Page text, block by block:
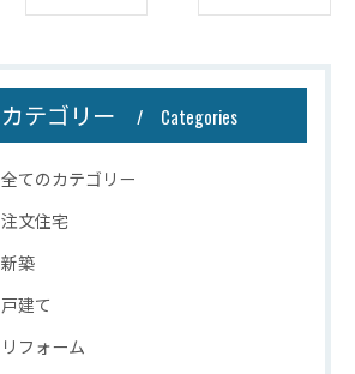
カテゴリー Categories
全てのカテゴリー
注文住宅
新築
戸建て
リフォーム